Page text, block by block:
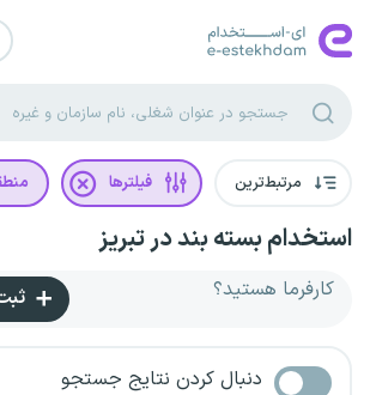
مرتبط‌ترین فیلترها
استخدام بسته بند در تبریز
کارفرما هستید؟
دنبال کردن نتایج جستجو